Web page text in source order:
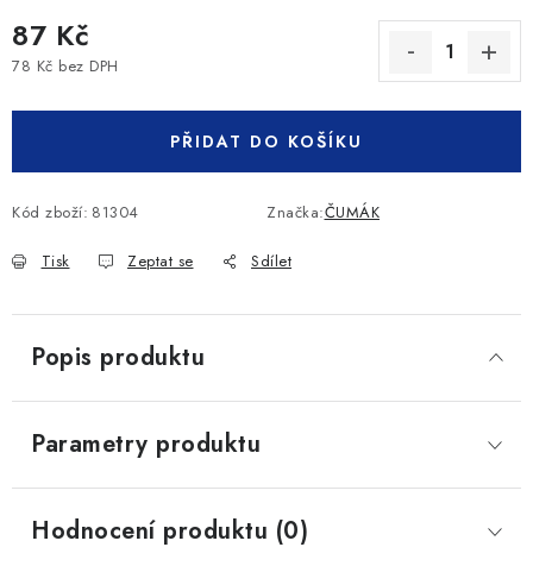
87 Kč
78 Kč bez DPH
PŘIDAT DO KOŠÍKU
Kód zboží: 81304 Značka:ČUMÁK
Tisk Zeptat se Sdílet
Popis produktu
Parametry produktu
Hodnocení produktu (0)